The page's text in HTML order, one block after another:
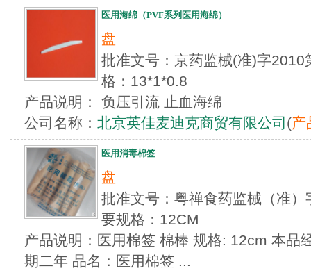
医用海绵（PVF系列医用海绵）
盘
批准文号：京药监械(准)字
格：13*1*0.8
产品说明： 负压引流 止血海绵
公司名称： 北京英佳麦迪克商贸有限公司 (产
医用消毒棉签
盘
批准文号：粤禅食药监械（
要规格：12CM
产品说明：医用棉签 棉棒 规格: 12cm 本品
期二年 品名：医用棉签 ...